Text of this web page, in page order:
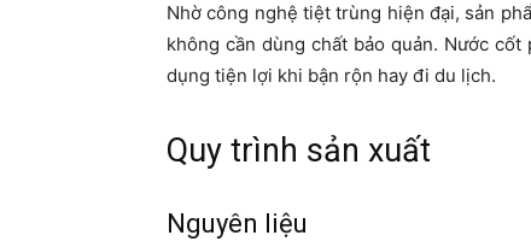
Nhờ công nghệ tiệt trùng hiện đại, sản
không cần dùng chất bảo quản. Nước
dụng tiện lợi khi bận rộn hay đi du lịch.
Quy trình sản xuất
Nguyên liệu